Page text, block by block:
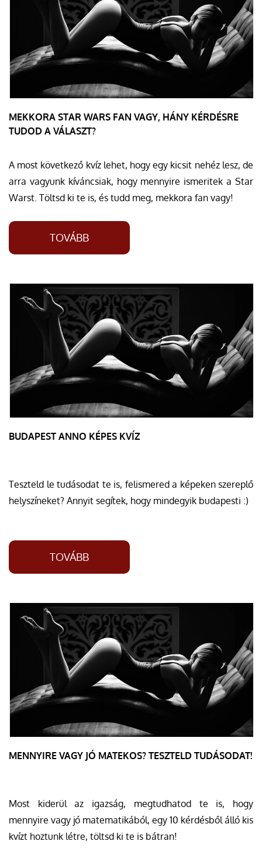
MEKKORA STAR WARS FAN VAGY, HÁNY KÉRDÉSRE
TUDOD A VÁLASZT?
A most következő kvíz lehet, hogy egy kicsit nehéz lesz, de
arra vagyunk kíváncsiak, hogy mennyire ismeritek a Star
Warst. Töltsd ki te is, és tudd meg, mekkora fan vagy!
TOVÁBB
BUDAPEST ANNO KÉPES KVÍZ
Teszteld le tudásodat te is, felismered a képeken szereplő
helyszíneket? Annyit segítek, hogy mindegyik budapesti :)
TOVÁBB
MENNYIRE VAGY JÓ MATEKOS? TESZTELD TUDÁSODAT!
Most kiderül az igazság, megtudhatod te is, hogy
mennyire vagy jó matematikából, egy 10 kérdésből álló kis
kvízt hoztunk létre, töltsd ki te is bátran!